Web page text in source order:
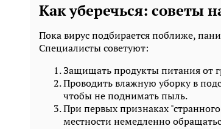
Как уберечься: советы
Пока вирус подбирается поближе,
Специалисты советуют:
Защищать продукты питания от
Проводить влажную уборку в
чтобы не поднимать пыль.
При первых признаках
местности немедленно